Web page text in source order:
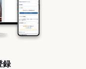
録